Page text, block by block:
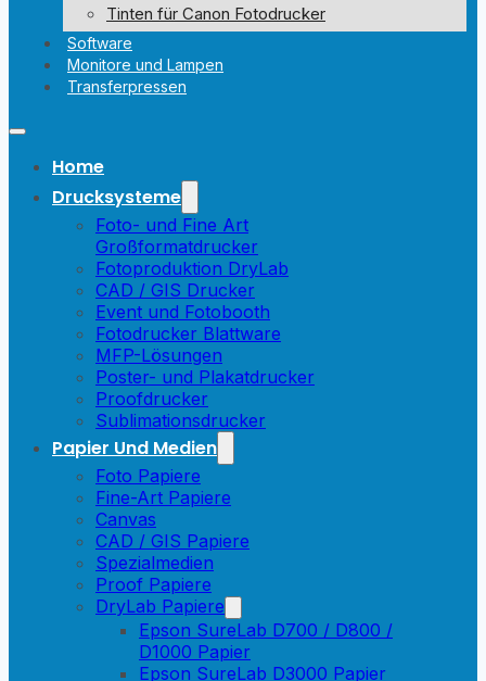
Tinten für Canon Fotodrucker
Software
Monitore und Lampen
Transferpressen
Home
Drucksysteme
Foto- und Fine Art
Großformatdrucker
Fotoproduktion DryLab
CAD / GIS Drucker
Event und Fotobooth
Fotodrucker Blattware
MFP-Lösungen
Poster- und Plakatdrucker
Proofdrucker
Sublimationsdrucker
Papier Und Medien
Foto Papiere
Fine-Art Papiere
Canvas
CAD / GIS Papiere
Spezialmedien
Proof Papiere
DryLab Papiere
Epson SureLab D700 / D800 /
D1000 Papier
Epson SureLab D3000 Papier